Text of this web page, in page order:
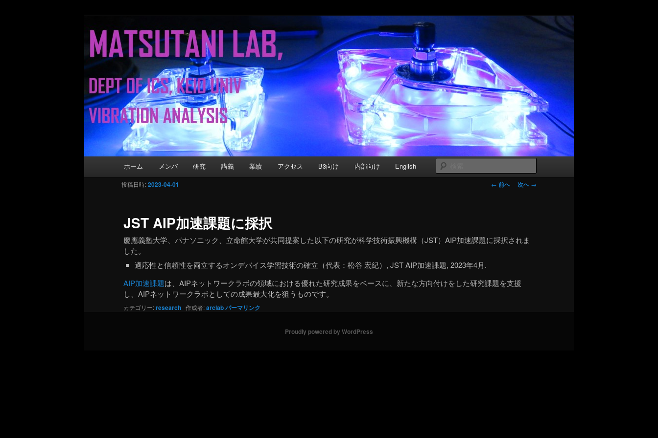
Matsutani Lab
ホーム メンバ 研究 講義 業績 アクセス B3向け 内部向け English
投稿ナビゲー
← 前へ 次へ→
JST AIP加速課題に採択
投稿日時:2023-04-01
慶應義塾大学、パナソニック、立命館大学が共同提案した以下の研究が科学技術振興機構（JST）AIP加速課題に採択されま
した。
適応性と信頼性を両立するオンデバイス学習技術の確立（代表：松谷 宏紀）, JST AIP加速課題, 2023年4月.
AIP加速課題は、AIPネットワークラボの領域における優れた研究成果をベースに、新たな方向付けをした研究課題を支援
し、AIPネットワークラボとしての成果最大化を狙うものです。
カテゴリー:research 作成者:arclabパーマリンク
Proudly powered by WordPress